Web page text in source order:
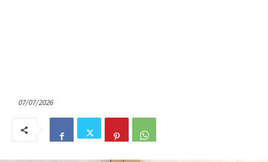
07/07/2026